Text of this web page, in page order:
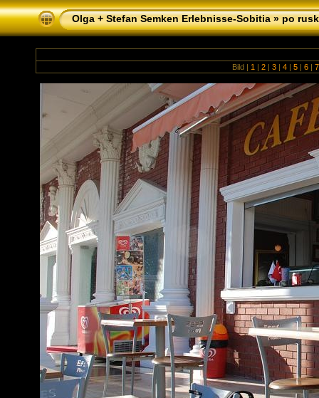
Olga + Stefan Semken Erlebnisse-Sobitia»po
Bild | 1 | 2 | 3 | 4 | 5 | 6 |